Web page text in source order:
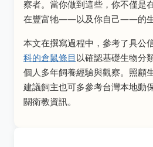
察者。當你做到這些，你不僅是
在豐富牠——以及你自己——的生
本文在撰寫過程中，參考了具公
科的倉鼠條目 以確認基礎生物分
個人多年飼養經驗與觀察。照顧
建議飼主也可多參考台灣本地動
關衛教資訊。